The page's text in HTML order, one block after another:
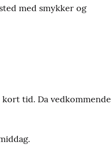
med smykker og
tid. Da vedkommende